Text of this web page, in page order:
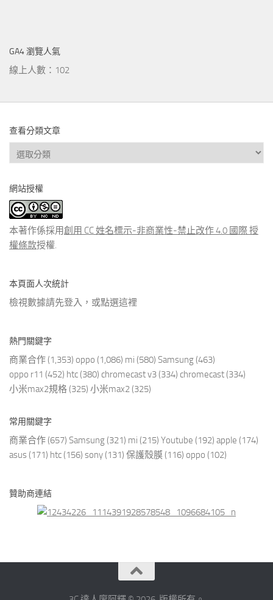
GA4 瀏覽人氣
線上人數：102
查看分類文章
查
看
類
文
章
網站授權
本著作係採用創用 CC 姓名標示-非商業性-禁止改作 4.0 國際 授
權條款授權.
本頁面人次統計
檢視數據請先登入，或點選這裡
熱門關鍵字
商業合作 (1,353) oppo (1,086) mi (580) Samsung (463)
oppo r11 (452) htc (380) chromecast v3 (334) chromecast (334)
小米max2規格 (325) 小米max2 (325)
常用關鍵字
商業合作 (657) Samsung (321) mi (215) Youtube (192) apple (174)
asus (171) htc (156) sony (131) 保護殼膜 (116) oppo (102)
贊助商連結